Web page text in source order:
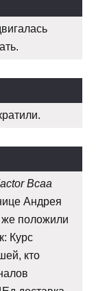
Bcaa
Андрея
же положили
Курс
кто